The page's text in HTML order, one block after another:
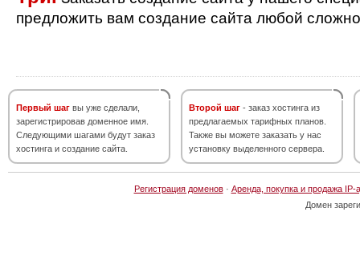
предложить вам создание сайта любой
Первый шаг вы уже сделали,
зарегистрировав доменное имя.
Следующими шагами будут заказ
хостинга и создание сайта.
Второй шаг - заказ хостинга из
предлагаемых тарифных планов.
Также вы можете заказать у нас
установку выделенного сервера.
Регистрация доменов· Аренда, покупка и продажа IP-
Домен